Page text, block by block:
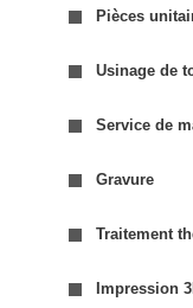
Pièces
Usinage de
Service de
Gravure
Traitement
Impression